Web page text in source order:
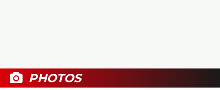
BOUTIQUE
PHOTOS